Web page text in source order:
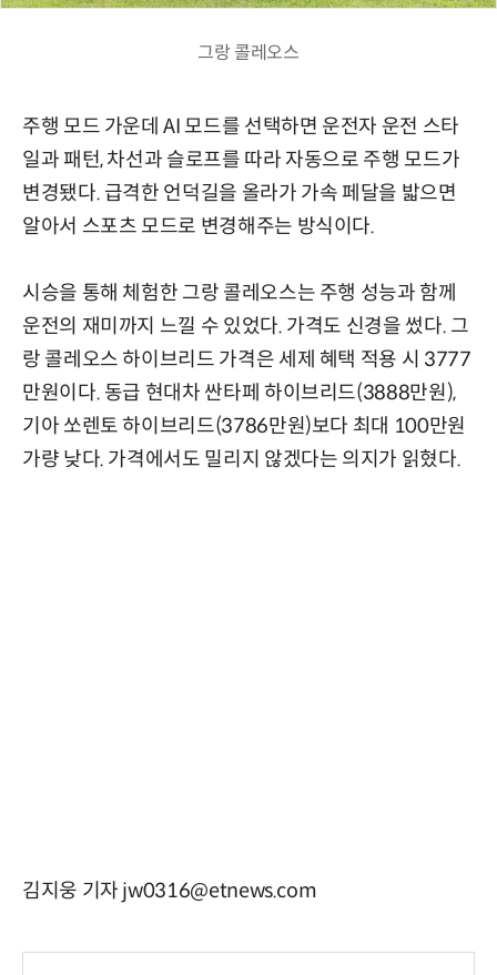
그랑 콜레오스
주행 모드 가운데 AI 모드를 선택하면 운전자 운전 스타
일과 패턴, 차선과 슬로프를 따라 자동으로 주행 모드가
변경됐다. 급격한 언덕길을 올라가 가속 페달을 밟으면
알아서 스포츠 모드로 변경해주는 방식이다.
시승을 통해 체험한 그랑 콜레오스는 주행 성능과 함께
운전의 재미까지 느낄 수 있었다. 가격도 신경을 썼다. 그
랑 콜레오스 하이브리드 가격은 세제 혜택 적용 시 3777
만원이다. 동급 현대차 싼타페 하이브리드(3888만원),
기아 쏘렌토 하이브리드(3786만원)보다 최대 100만원
가량 낮다. 가격에서도 밀리지 않겠다는 의지가 읽혔다.
김지웅 기자 jw0316@etnews.com